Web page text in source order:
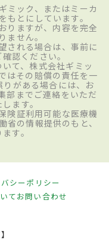
ミック、またはミーカ
もとにしています。
りますが、内容を完全
ません。
される場合は、事前に
認ください。
て、株式会社ギミッ
はその賠償の責任を一
がある場合には、お
部までご連絡をいただ
ます。
険証利用可能な医療機
の情報提供のもと、
す。
シーポリシー
てお問い合わせ